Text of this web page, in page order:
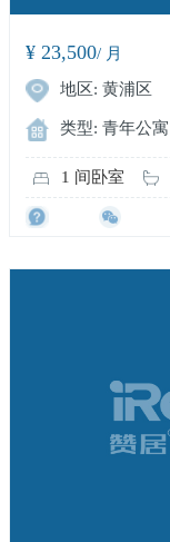
¥ 23,500/ 月
地区: 黄浦区
类型: 青年公寓
1 间卧室